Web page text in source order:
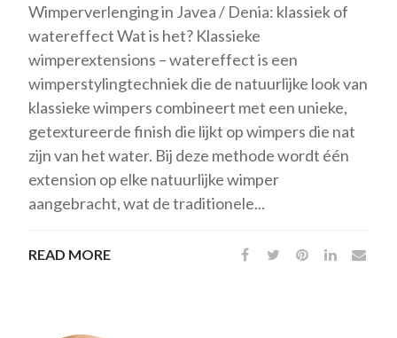
Wimperverlenging in Javea / Denia: klassiek of
watereffect Wat is het? Klassieke
wimperextensions – watereffect is een
wimperstylingtechniek die de natuurlijke look van
klassieke wimpers combineert met een unieke,
getextureerde finish die lijkt op wimpers die nat
zijn van het water. Bij deze methode wordt één
extension op elke natuurlijke wimper
aangebracht, wat de traditionele...
READ MORE